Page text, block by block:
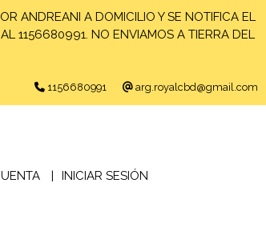
ANDREANI A DOMICILIO Y SE NOTIFICA EL
1156680991. NO ENVIAMOS A TIERRA DEL
1156680991 arg.royalcbd@gmail.com
INICIAR SESIÓN